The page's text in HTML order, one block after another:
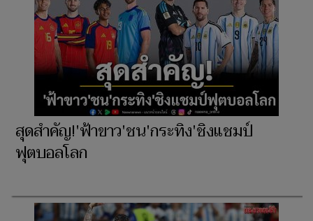
สุดสำคัญ!'ฟ้าขาว'ชน'กระทิง'ชิงแชมป์
ฟุตบอลโลก